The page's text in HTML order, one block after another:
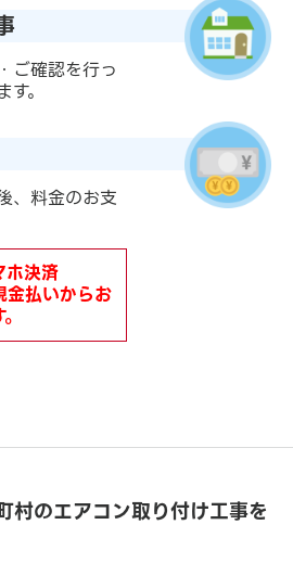
ご確認を行っ
。
、料金のお支
決済
払いからお
村のエアコン取り付け工事を